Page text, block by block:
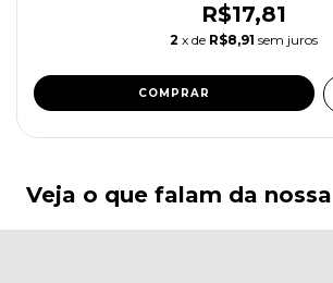
R$17,81
2 x de R$8,91 sem juros
Veja o que falam da